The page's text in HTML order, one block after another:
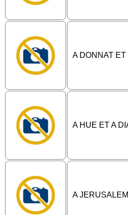
A DONNAT
A HUE ET A
A